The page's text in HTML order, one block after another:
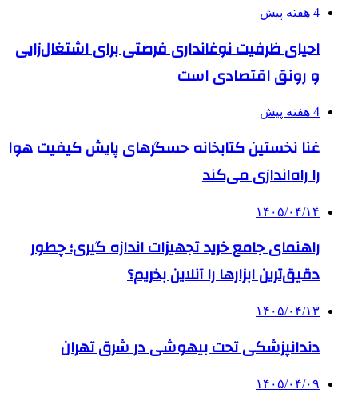
4 هفته پیش
احیای ظرفیت نوغانداری فرصتی برای اشتغال‌زایی
و رونق اقتصادی است
4 هفته پیش
غنا نخستین کتابخانه حسگرهای پایش کیفیت هوا
را راه‌اندازی می‌کند
۱۴۰۵/۰۴/۱۴
راهنمای جامع خرید تجهیزات اندازه گیری؛ چطور
دقیق‌ترین ابزارها را آنلاین بخریم؟
۱۴۰۵/۰۴/۱۳
دندانپزشکی تحت بیهوشی در شرق تهران
۱۴۰۵/۰۴/۰۹